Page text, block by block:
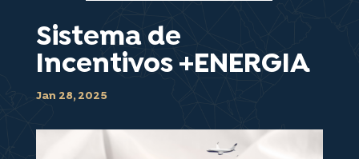
Sistema de
Incentivos +ENERGIA
Jan 28, 2025